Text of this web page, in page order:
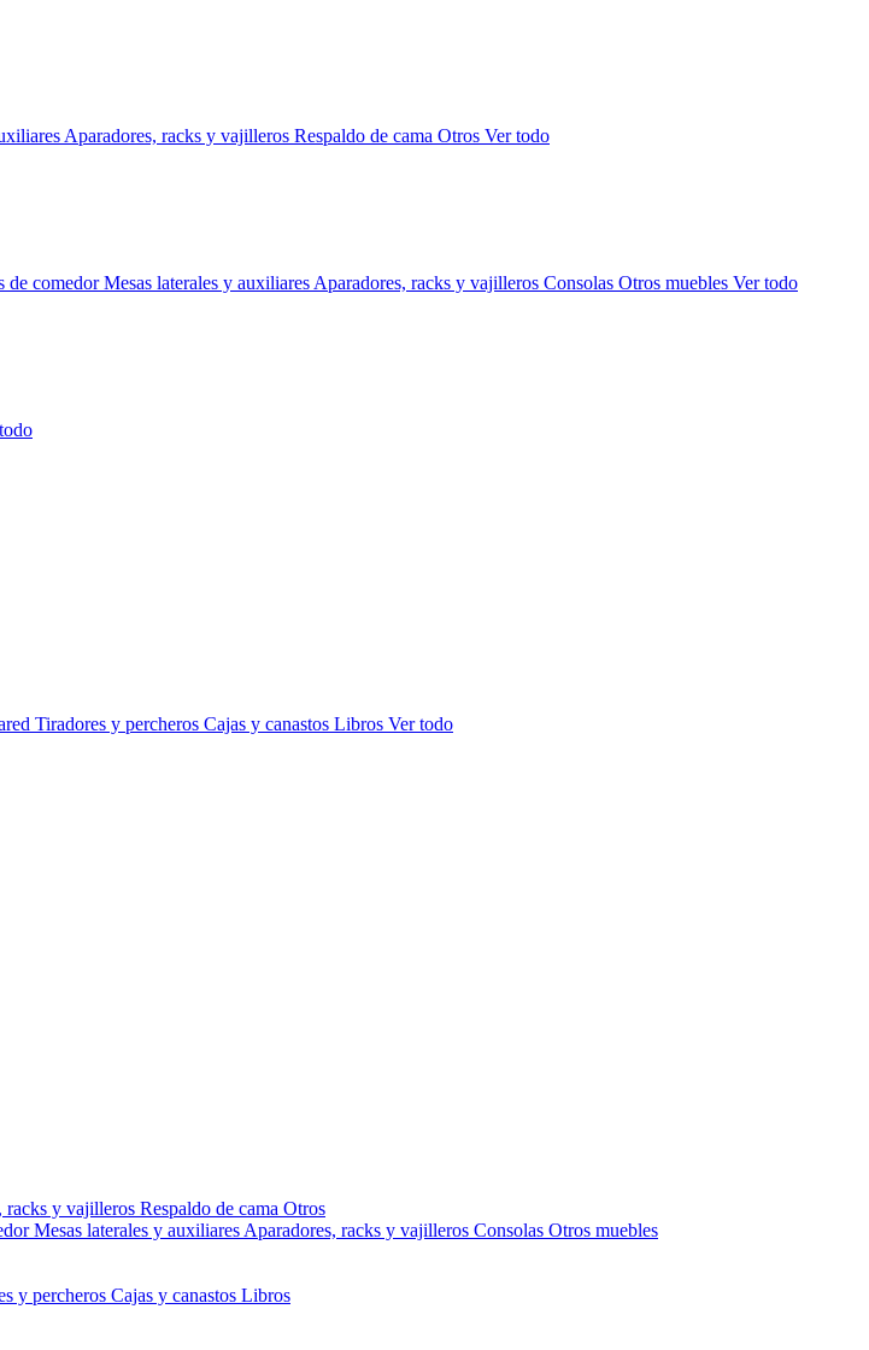
Aparadores, racks y vajilleros Respaldo de cama Otros Ver todo
de comedorMesas laterales y auxiliares Aparadores, racks y vajilleros Consolas Otros muebles Ver todo
Tiradores y percheros Cajas y canastos Libros Ver todo
racks y vajilleros Respaldo de cama Otros
Mesas laterales y auxiliares Aparadores, racks y vajilleros Consolas Otros muebles
y percheros Cajas y canastos Libros